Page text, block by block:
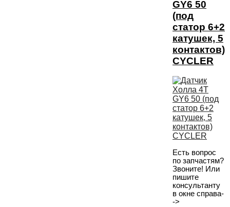
GY6 50
(под
статор 6+2
катушек, 5
контактов)
CYCLER
Есть вопрос
по запчастям?
Звоните! Или
пишите
консультанту
в окне справа-
->